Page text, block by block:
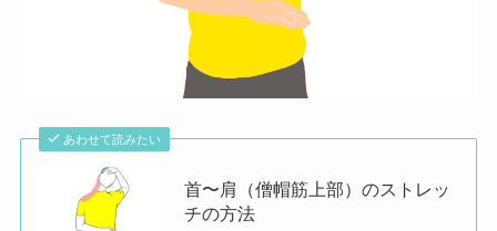
あわせて読みたい
首〜肩（僧帽筋上部）のストレッ
チの方法